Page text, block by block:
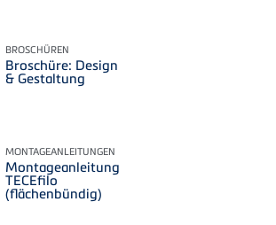
BROSCHÜREN
Broschüre: Design
& Gestaltung
MONTAGEANLEITUNGEN
Montageanleitung
TECEfilo
(flächenbündig)